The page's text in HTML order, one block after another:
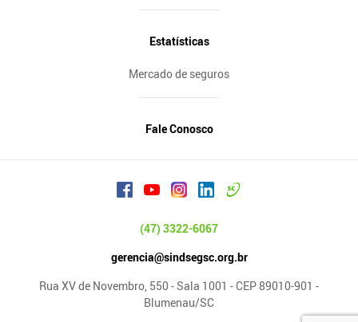
Estatísticas
Mercado de seguros
Fale Conosco
(47) 3322-6067
gerencia@sindsegsc.org.br
Rua XV de Novembro, 550 - Sala 1001 - CEP 89010-901 -
Blumenau/SC